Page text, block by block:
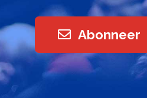
Abonneer